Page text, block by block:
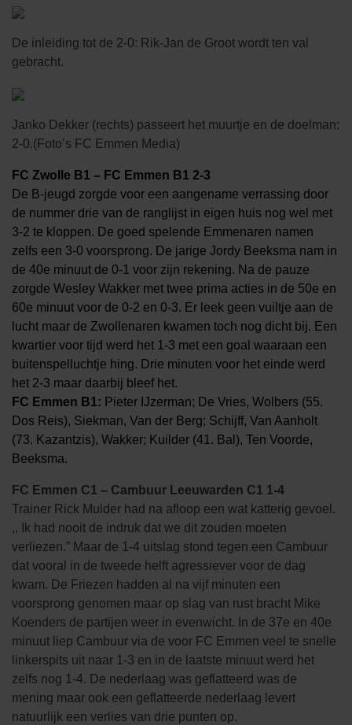
De inleiding tot de 2-0: Rik-Jan de Groot wordt ten val
gebracht.
Janko Dekker (rechts) passeert het muurtje en de doelman:
2-0.(Foto’s FC Emmen Media)
FC Zwolle B1 – FC Emmen B1 2-3
De B-jeugd zorgde voor een aangename verrassing door
de nummer drie van de ranglijst in eigen huis nog wel met
3-2 te kloppen. De goed spelende Emmenaren namen
zelfs een 3-0 voorsprong. De jarige Jordy Beeksma nam in
de 40e minuut de 0-1 voor zijn rekening. Na de pauze
zorgde Wesley Wakker met twee prima acties in de 50e en
60e minuut voor de 0-2 en 0-3. Er leek geen vuiltje aan de
lucht maar de Zwollenaren kwamen toch nog dicht bij. Een
kwartier voor tijd werd het 1-3 met een goal waaraan een
buitenspelluchtje hing. Drie minuten voor het einde werd
het 2-3 maar daarbij bleef het.
FC Emmen B1: Pieter IJzerman; De Vries, Wolbers (55.
Dos Reis), Siekman, Van der Berg; Schijff, Van Aanholt
(73. Kazantzis), Wakker; Kuilder (41. Bal), Ten Voorde,
Beeksma.
FC Emmen C1 – Cambuur Leeuwarden C1 1-4
Trainer Rick Mulder had na afloop een wat katterig gevoel.
,, Ik had nooit de indruk dat we dit zouden moeten
verliezen.” Maar de 1-4 uitslag stond tegen een Cambuur
dat vooral in de tweede helft agressiever voor de dag
kwam. De Friezen hadden al na vijf minuten een
voorsprong genomen maar op slag van rust bracht Mike
Koenders de partijen weer in evenwicht. In de 37e en 40e
minuut liep Cambuur via de voor FC Emmen veel te snelle
linkerspits uit naar 1-3 en in de laatste minuut werd het
zelfs nog 1-4. De nederlaag was geflatteerd was de
mening maar ook een geflatteerde nederlaag levert
natuurlijk een verlies van drie punten op.